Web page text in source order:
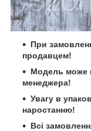
При
продавцем!
Модель може
менеджера!
Увагу в
наростанню!
Всі